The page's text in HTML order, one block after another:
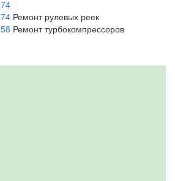
Ремонт рулевых реек
Ремонт турбокомпрессоров